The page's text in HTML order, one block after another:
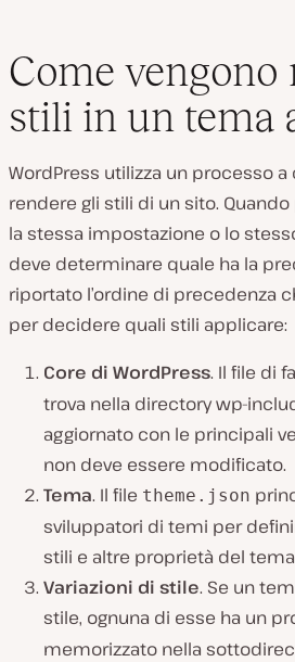
Come vengono
stili in un tema
WordPress utilizza un processo
rendere gli stili di un sito.
la stessa impostazione o lo
deve determinare quale ha la
riportato l’ordine di precedenza
per decidere quali stili applicare:
Core di WordPress. Il file di
trova nella directory wp-
aggiornato con le principali
non deve essere modificato.
Tema. Il file theme.json
sviluppatori di temi per
stili e altre proprietà del
Variazioni di stile. Se un
stile, ognuna di esse ha un
memorizzato nella